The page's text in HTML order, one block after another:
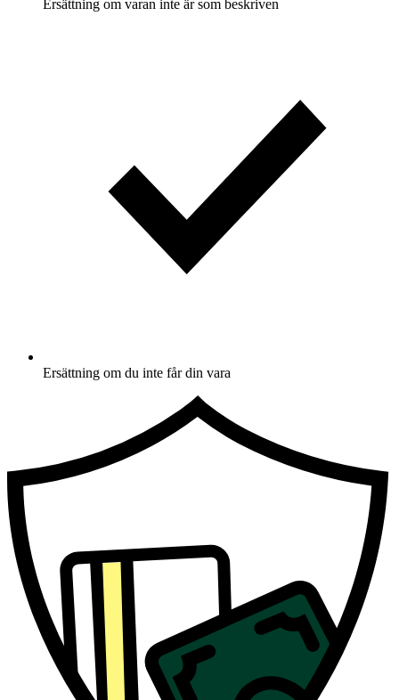
Ersättning om varan inte är som beskriven
Ersättning om du inte får din vara